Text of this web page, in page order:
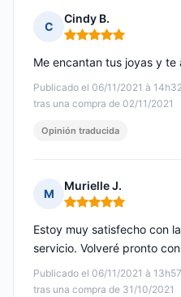
C
Cindy B.
Nota: 5 de 5
Publicado el 06/11/2021 à
tras una compra de 02/11/2021
Me encantan tus joyas y
Opinión traducida
M
Murielle J.
Nota: 5 de 5
Publicado el 06/11/2021 à 13h57
tras una compra de 31/10/2021
Estoy muy satisfecho con
servicio. Volveré pronto